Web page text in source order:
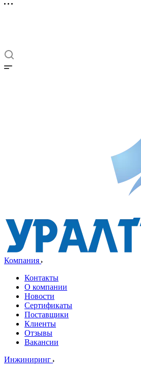
Компания
Контакты
О компании
Новости
Сертификаты
Поставщики
Клиенты
Отзывы
Вакансии
Инжиниринг